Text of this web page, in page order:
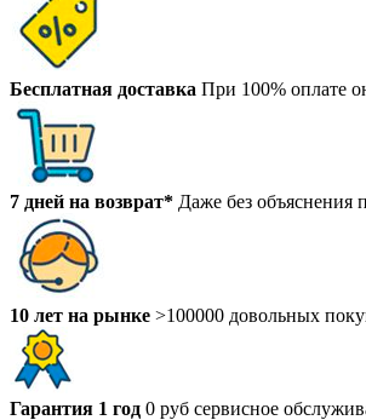
Бесплатная доставка При 100% оплате
7 дней на возврат* Даже без объяснения
10 лет на рынке >100000 довольных
Гарантия 1 год 0 руб сервисное